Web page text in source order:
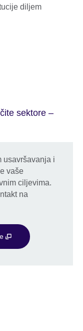
diljem
sektore –
usavršavanja i
vaše
ciljevima.
na